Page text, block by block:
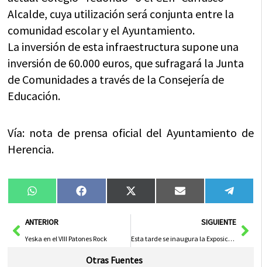
Alcalde, cuya utilización será conjunta entre la
comunidad escolar y el Ayuntamiento.
La inversión de esta infraestructura supone una
inversión de 60.000 euros, que sufragará la Junta
de Comunidades a través de la Consejería de
Educación.
Vía: nota de prensa oficial del Ayuntamiento de
Herencia.
Compartir
en
WhatsAppCompartir
en
FacebookCompartir
en
X
(Twitter)
Compartir
en
Email
en
AntANTERIOR
Yeska en el VIII Patones Rock
SIGUIENTE
Esta tarde se inaugura la Exposición de Trabajos Manuales del Programa de Mayores
Otras Fuentes